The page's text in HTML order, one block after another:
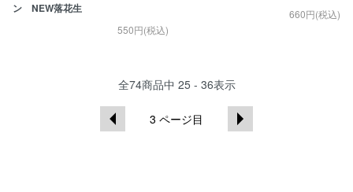
ン NEW落花生
550円(税込)
660円(税込)
全74商品中 25 - 36表示
3 ページ目